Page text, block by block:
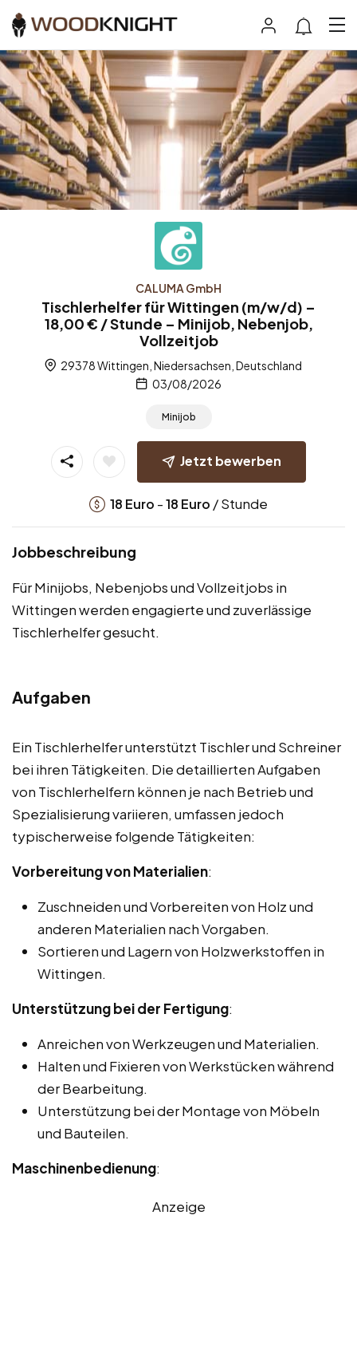
CALUMA GmbH
Tischlerhelfer für Wittingen (m/w/d) –
18,00 € / Stunde – Minijob, Nebenjob,
Vollzeitjob
29378 Wittingen, Niedersachsen, Deutschland
03/08/2026
Minijob
Jetzt bewerben
18 Euro -18 Euro / Stunde
Jobbeschreibung
Für Minijobs, Nebenjobs und Vollzeitjobs in
Wittingen werden engagierte und zuverlässige
Tischlerhelfer gesucht.
Aufgaben
Ein Tischlerhelfer unterstützt Tischler und Schreiner
bei ihren Tätigkeiten. Die detaillierten Aufgaben
von Tischlerhelfern können je nach Betrieb und
Spezialisierung variieren, umfassen jedoch
typischerweise folgende Tätigkeiten:
Vorbereitung von Materialien:
Zuschneiden und Vorbereiten von Holz und
anderen Materialien nach Vorgaben.
Sortieren und Lagern von Holzwerkstoffen in
Wittingen.
Unterstützung bei der Fertigung:
Anreichen von Werkzeugen und Materialien.
Halten und Fixieren von Werkstücken während
der Bearbeitung.
Unterstützung bei der Montage von Möbeln
und Bauteilen.
Maschinenbedienung:
Anzeige